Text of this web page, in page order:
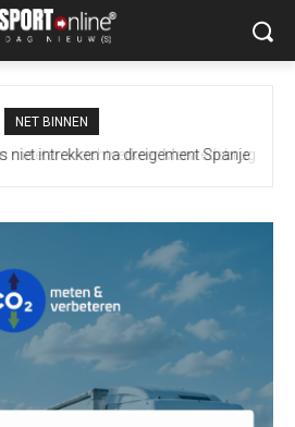
NET BINNEN
vrachtverkeer Merwedebrug